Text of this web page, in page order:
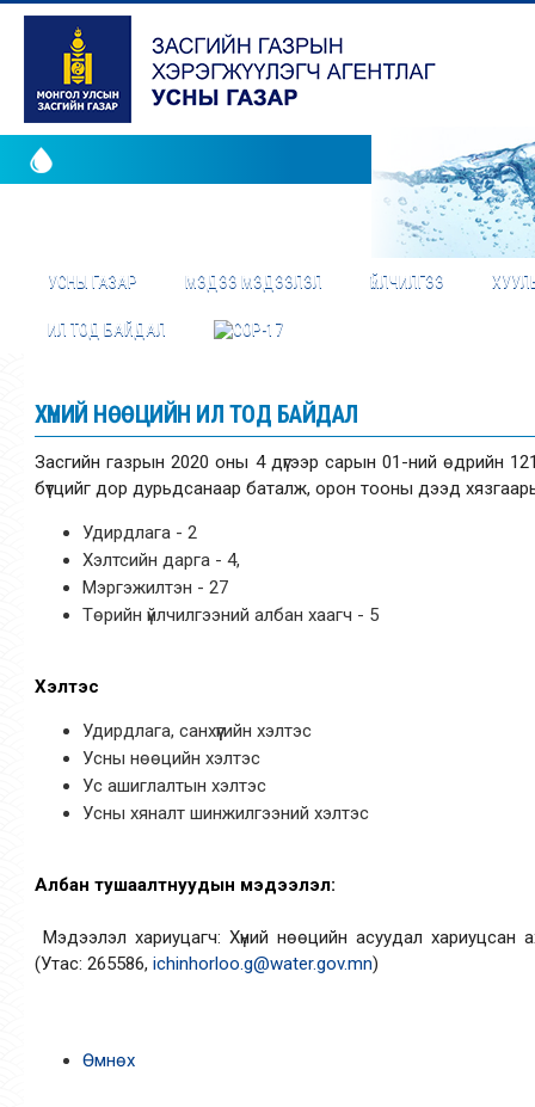
УСНЫ ГАЗАР МЭДЭЭ МЭДЭЭЛЭЛ ҮЙЛЧИЛГЭЭ
ИЛ ТОД БАЙДАЛ
ХҮНИЙ НӨӨЦИЙН ИЛ ТОД БАЙДАЛ
Засгийн газрын 2020 оны 4 дүгээр сарын 01-ний өдрийн
бүтцийг дор дурьдсанаар баталж, орон тооны дээд
Удирдлага - 2
Хэлтсийн дарга - 4,
Мэргэжилтэн - 27
Төрийн үйлчилгээний албан хаагч - 5
Хэлтэс
Удирдлага, санхүүгийн хэлтэс
Усны нөөцийн хэлтэс
Ус ашиглалтын хэлтэс
Усны хяналт шинжилгээний хэлтэс
Албан тушаалтнуудын мэдээлэл:
Мэдээлэл хариуцагч: Хүний нөөцийн асуудал хариуцсан
(Утас: 265586, ichinhorloo.g@water.gov.mn)
Өмнөх